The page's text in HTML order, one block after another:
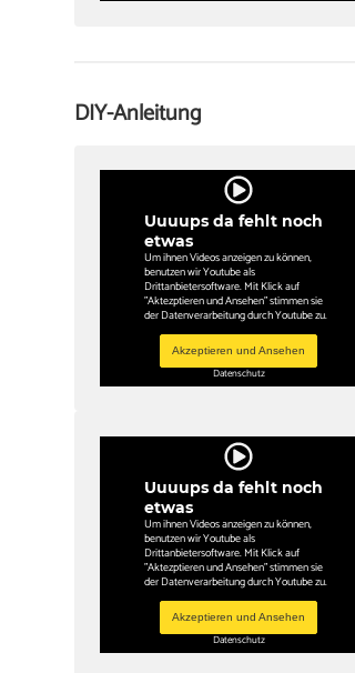
DIY-Anleitung
Uuuups da fehlt noch
etwas
Um ihnen Videos anzeigen zu können,
benutzen wir Youtube als
Drittanbietersoftware. Mit Klick auf
"Aktezptieren und Ansehen" stimmen sie
der Datenverarbeitung durch Youtube zu.
Akzeptieren und Ansehen
Datenschutz
Uuuups da fehlt noch
etwas
Um ihnen Videos anzeigen zu können,
benutzen wir Youtube als
Drittanbietersoftware. Mit Klick auf
"Aktezptieren und Ansehen" stimmen sie
der Datenverarbeitung durch Youtube zu.
Akzeptieren und Ansehen
Datenschutz